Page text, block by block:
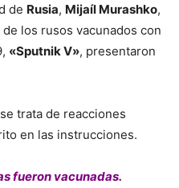
de Rusia, Mijaíl Murashko,
los rusos vacunados con
«Sputnik V», presentaron
trata de reacciones
en las instrucciones.
fueron vacunadas.